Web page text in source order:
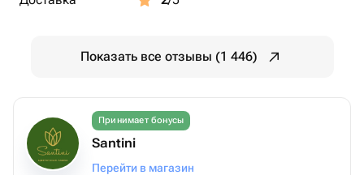
Показать все отзывы (1 446)
Принимает бонусы
Santini
Перейти в магазин